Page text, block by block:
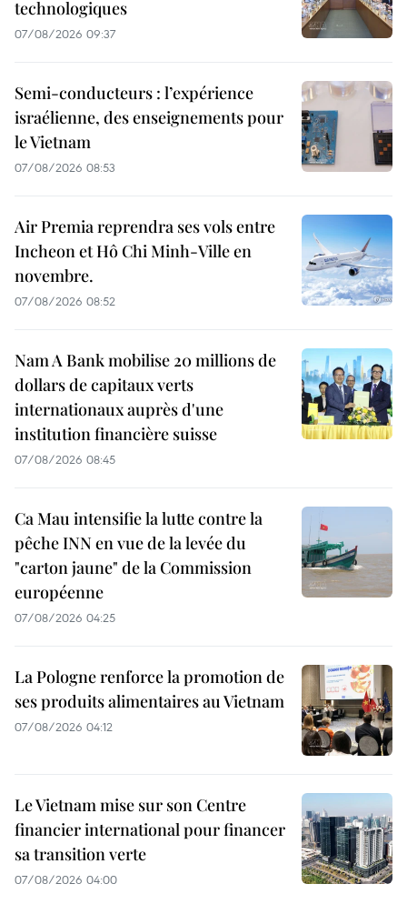
technologiques
07/08/2026 09:37
Semi-conducteurs : l’expérience
israélienne, des enseignements pour
le Vietnam
07/08/2026 08:53
Air Premia reprendra ses vols entre
Incheon et Hô Chi Minh-Ville en
novembre.
07/08/2026 08:52
Nam A Bank mobilise 20 millions de
dollars de capitaux verts
internationaux auprès d'une
institution financière suisse
07/08/2026 08:45
Ca Mau intensifie la lutte contre la
pêche INN en vue de la levée du
"carton jaune" de la Commission
européenne
07/08/2026 04:25
La Pologne renforce la promotion de
ses produits alimentaires au Vietnam
07/08/2026 04:12
Le Vietnam mise sur son Centre
financier international pour financer
sa transition verte
07/08/2026 04:00